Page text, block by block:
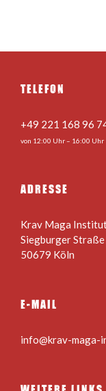
TELEFON
+49 221 168 96
von 12:00 Uhr – 16:00 Uhr
ADRESSE
Krav Maga
Siegburger
50679 Köln
E-MAIL
info@krav-maga-